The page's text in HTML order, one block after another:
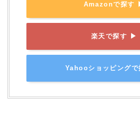
Amazonで探す
楽天で探す ▶
Yahooショッピング